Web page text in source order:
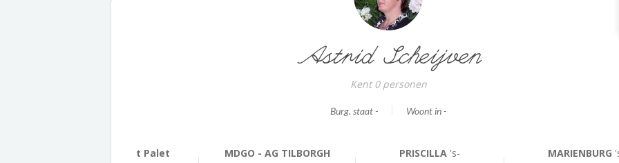
Astrid Scheijven
Kent 0 personen
Burg. staat - Woont in -
t Palet
MDGO - AG TILBORGH
PRISCILLA 's-
MARIENBURG